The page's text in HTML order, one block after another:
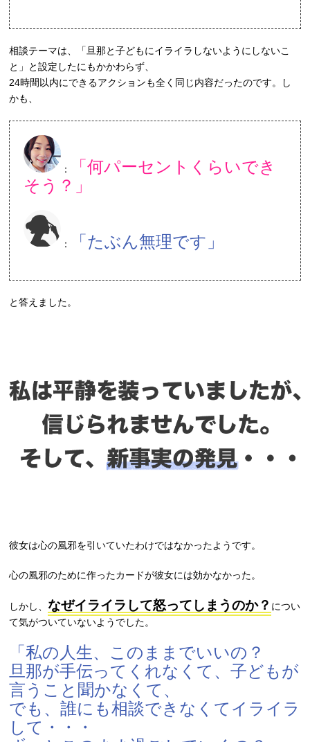
相談テーマは、「旦那と子どもにイライラしないようにしないこ
と」と設定したにもかかわらず、
24時間以内にできるアクションも全く同じ内容だったのです。し
かも、
：
「何パーセントくらいでき
そう？」
： 「たぶん無理です」
と答えました。
彼女は心の風邪を引いていたわけではなかったようです。
心の風邪のために作ったカードが彼女には効かなかった。
しかし、なぜイライラして怒ってしまうのか？ につい
て気がついていないようでした。
「私の人生、このままでいいの？
旦那が手伝ってくれなくて、子どもが
言うこと聞かなくて、
でも、誰にも相談できなくてイライラ
して・・・